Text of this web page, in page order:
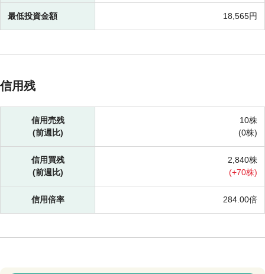
最低投資金額 18,565円
信用残
信用売残
(前週比)
10株
(0株)
信用買残
(前週比)
2,840株
(+70株)
信用倍率 284.00倍